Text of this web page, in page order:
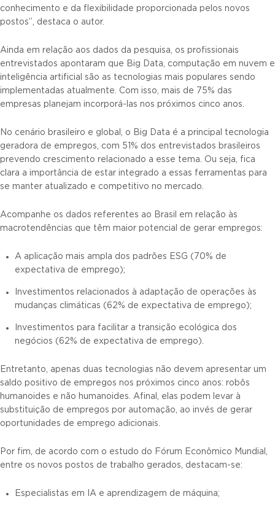
conhecimento e da flexibilidade proporcionada pelos novos
postos”, destaca o autor.
Ainda em relação aos dados da pesquisa, os profissionais
entrevistados apontaram que Big Data, computação em nuvem e
inteligência artificial são as tecnologias mais populares sendo
implementadas atualmente. Com isso, mais de 75% das
empresas planejam incorporá-las nos próximos cinco anos.
No cenário brasileiro e global, o Big Data é a principal tecnologia
geradora de empregos, com 51% dos entrevistados brasileiros
prevendo crescimento relacionado a esse tema. Ou seja, fica
clara a importância de estar integrado a essas ferramentas para
se manter atualizado e competitivo no mercado.
Acompanhe os dados referentes ao Brasil em relação às
macrotendências que têm maior potencial de gerar empregos:
A aplicação mais ampla dos padrões ESG (70% de
expectativa de emprego);
Investimentos relacionados à adaptação de operações às
mudanças climáticas (62% de expectativa de emprego);
Investimentos para facilitar a transição ecológica dos
negócios (62% de expectativa de emprego).
Entretanto, apenas duas tecnologias não devem apresentar um
saldo positivo de empregos nos próximos cinco anos: robôs
humanoides e não humanoides. Afinal, elas podem levar à
substituição de empregos por automação, ao invés de gerar
oportunidades de emprego adicionais.
Por fim, de acordo com o estudo do Fórum Econômico Mundial,
entre os novos postos de trabalho gerados, destacam-se:
Especialistas em IA e aprendizagem de máquina;